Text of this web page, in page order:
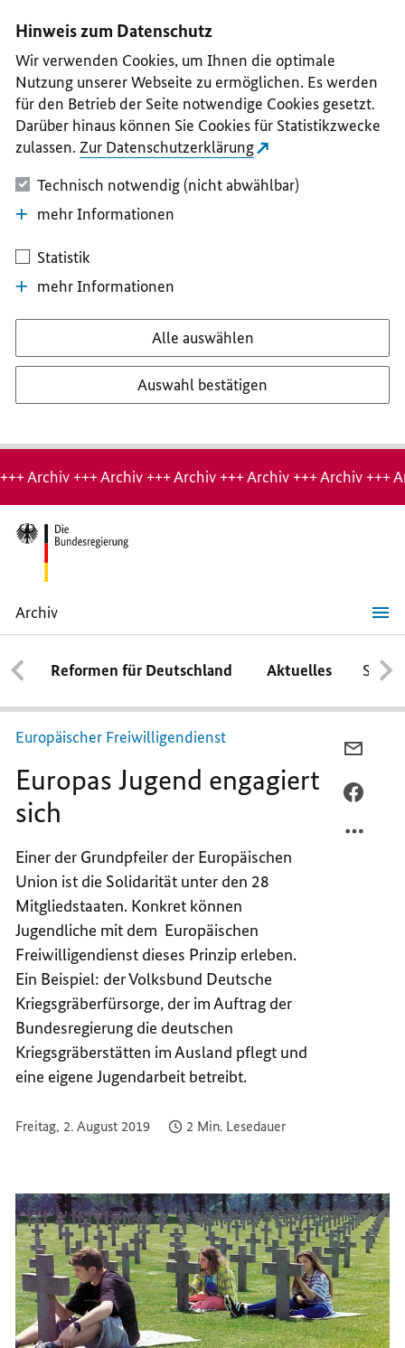
II
III
IV
V
Hinweis zum Datenschutz
Wir verwenden Cookies, um Ihnen die optimale
Nutzung unserer Webseite zu ermöglichen. Es werden
für den Betrieb der Seite notwendige Cookies gesetzt.
Darüber hinaus können Sie Cookies für Statistikzwecke
zulassen. Zur Datenschutzerklärung
Technisch notwendig (nicht abwählbar)
mehr Informationen
Statistik
mehr Informationen
Alle auswählen
Auswahl bestätigen
Hinweis:
Archiv-
Seite
+++ Archiv +++ Archiv +++ Archiv +++ Archiv +++ Archiv +++
Archiv
Europas
Jugend
engagiert
sich Reformen für Deutschland Aktuelles
Europäischer Freiwilligendienst
Europas Jugend engagiert
sich
Einer der Grundpfeiler der Europäischen
Union ist die Solidarität unter den 28
Mitgliedstaaten. Konkret können
Jugendliche mit dem Europäischen
Freiwilligendienst dieses Prinzip erleben.
Ein Beispiel: der Volksbund Deutsche
Kriegsgräberfürsorge, der im Auftrag der
Bundesregierung die deutschen
Kriegsgräberstätten im Ausland pflegt und
eine eigene Jugendarbeit betreibt.
Freitag, 2. August 2019 2 Min. Lesedauer